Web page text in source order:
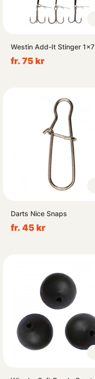
Westin Add-It Stinger 1x7
fr. 75 kr
Darts Nice Snaps
fr. 45 kr